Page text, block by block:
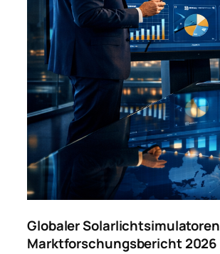
Globaler Solarlichtsimulatoren
Marktforschungsbericht 2026